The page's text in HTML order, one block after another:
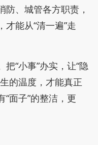
、城管各方职责，
能从“清一遍”走
“小事”办实，让“隐
的温度，才能真正
面子”的整洁，更